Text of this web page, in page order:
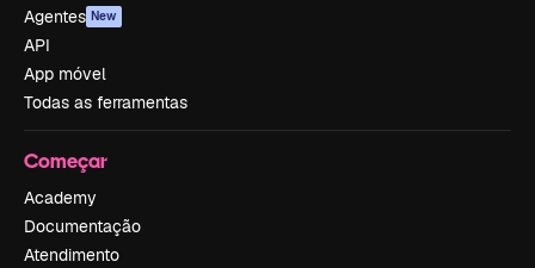
Agentes New
API
App móvel
Todas as ferramentas
Começar
Academy
Documentação
Atendimento